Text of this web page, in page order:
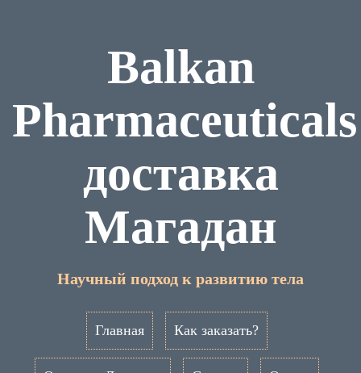
Balkan
Pharmaceuticals
доставка
Магадан
Научный подход к развитию тела
Главная Как заказать?